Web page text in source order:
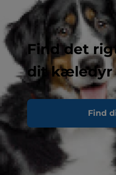
Find det
dit kæledyr
Find